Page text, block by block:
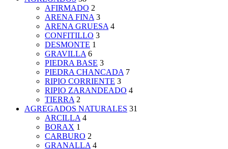
AFIRMADO 2
ARENA FINA 3
ARENA GRUESA 4
CONFITILLO 3
DESMONTE 1
GRAVILLA 6
PIEDRA BASE 3
PIEDRA CHANCADA 7
RIPIO CORRIENTE 3
RIPIO ZARANDEADO 4
TIERRA 2
AGREGADOS NATURALES 31
ARCILLA 4
BORAX 1
CARBURO 2
GRANALLA 4